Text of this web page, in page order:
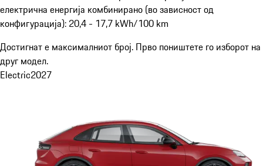
електрична енергија комбинирано (во зависност од
конфигурација): 20,4 - 17,7 kWh/100 km
Достигнат е максималниот број. Прво поништете го изборот на
друг модел.
Electric2027